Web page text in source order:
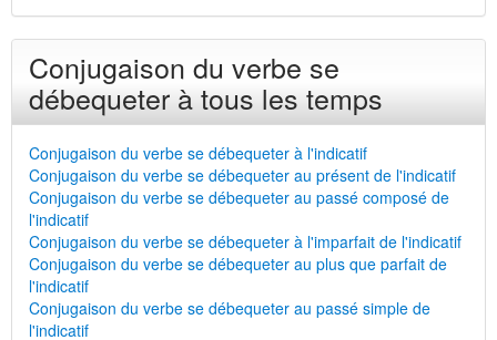
Conjugaison du verbe se
débequeter à tous les temps
Conjugaison du verbe se débequeter à l'indicatif
Conjugaison du verbe se débequeter au présent de l'indicatif
Conjugaison du verbe se débequeter au passé composé de
l'indicatif
Conjugaison du verbe se débequeter à l'imparfait de l'indicatif
Conjugaison du verbe se débequeter au plus que parfait de
l'indicatif
Conjugaison du verbe se débequeter au passé simple de
l'indicatif